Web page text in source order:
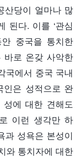
산당이 얼마나 많
된다. 이를 ‘관심
안 중국을 통치한
바로 온갖 사악한
국에서 중국 국내
인은 성적으로 완
에 대한 견해도
이런 생각만 하
과 성욕은 본성이
와 통치자에 대한